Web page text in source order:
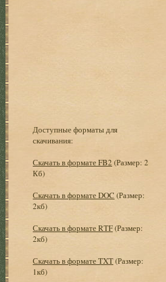
Доступные форматы для
скачивания:
Скачать в формате FB2 (Размер: 2
Кб)
Скачать в формате DOC (Размер:
2кб)
Скачать в формате RTF(Размер:
2кб)
Скачать в формате TXT(Размер:
1кб)